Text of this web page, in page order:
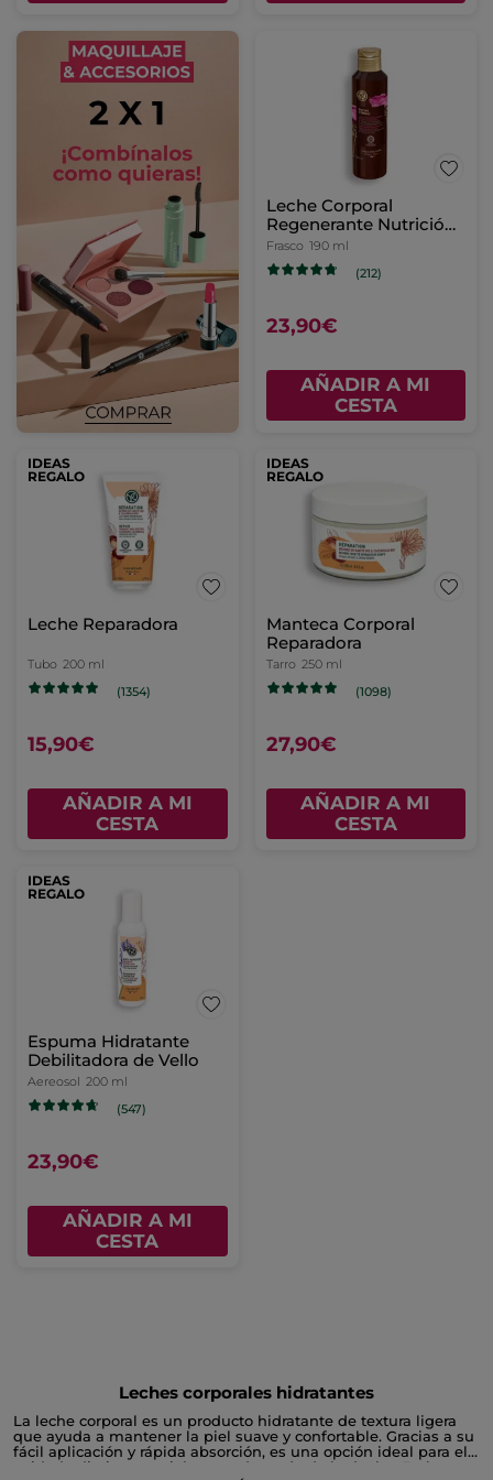
Leche Corporal
Regenerante Nutrición
Intensa
Frasco 190 ml
(212)
23,90€
AÑADIR A MI
CESTA
IDEAS
REGALO
Leche Reparadora
Tubo 200 ml
(1354)
15,90€
AÑADIR A MI
CESTA
IDEAS
REGALO
Manteca Corporal
Reparadora
Tarro 250 ml
(1098)
27,90€
AÑADIR A MI
CESTA
IDEAS
REGALO
Espuma Hidratante
Debilitadora de Vello
Aereosol 200 ml
(547)
23,90€
AÑADIR A MI
CESTA
Leches corporales hidratantes
La leche corporal es un producto hidratante de textura ligera
que ayuda a mantener la piel suave y confortable. Gracias a su
fácil aplicación y rápida absorción, es una opción ideal para el
cuidado diario, especialmente después de la ducha. En la